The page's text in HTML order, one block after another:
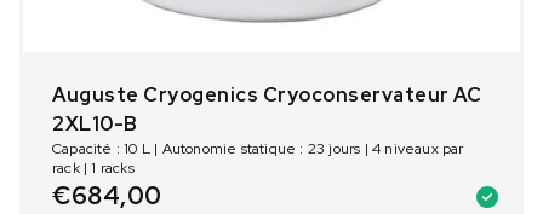
Auguste Cryogenics Cryoconservateur AC
2XL10-B
Capacité : 10 L | Autonomie statique : 23 jours | 4 niveaux par
rack | 1 racks
€684,00